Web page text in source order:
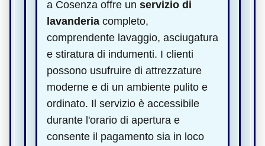
a Cosenza offre un servizio di
lavanderia completo,
comprendente lavaggio, asciugatura
e stiratura di indumenti. I clienti
possono usufruire di attrezzature
moderne e di un ambiente pulito e
ordinato. Il servizio è accessibile
durante l'orario di apertura e
consente il pagamento sia in loco